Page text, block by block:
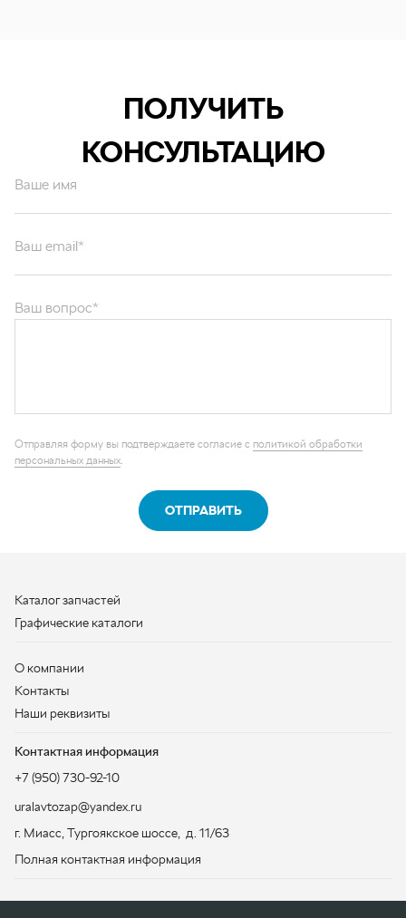
ПОЛУЧИТЬ
КОНСУЛЬТАЦИЮ
Ваше имя
персональных данных
Каталог запчастей
Контактная информация
+7 (950) 730-92-10
uralavtozap@yandex.ru
г. Миасс, Тургоякское шоссе, д. 11/63
Полная контактная информация
Политика конфиденциальности